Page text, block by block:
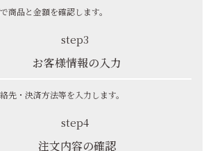
商品と金額を確認します。
step3
お客様情報の入力
先・決済方法等を入力します。
step4
注文内容の確認